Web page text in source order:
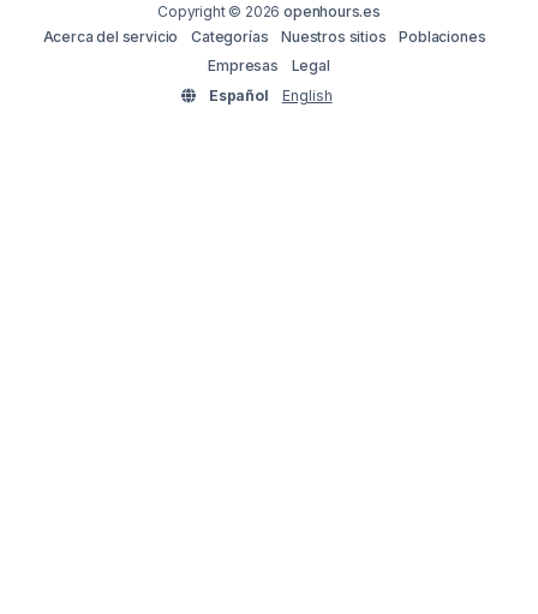
Copyright © 2026openhours.es
Acerca del servicio
Categorías Nuestros sitios
Poblaciones
Empresas
Legal
Español
English